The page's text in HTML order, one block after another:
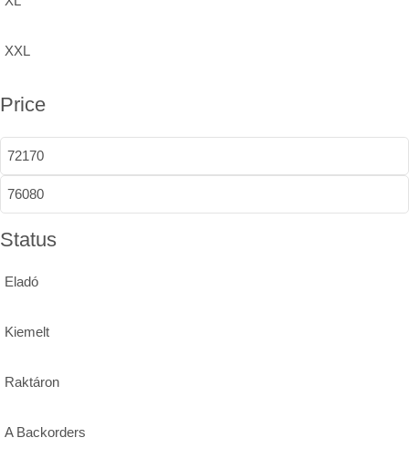
XXL
Price
Status
Eladó
Kiemelt
Raktáron
A Backorders